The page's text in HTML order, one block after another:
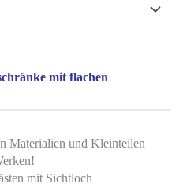
mit flachen
Materialien und Kleinteilen
mit Sichtloch